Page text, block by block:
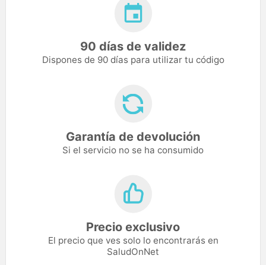
90 días de validez
Dispones de 90 días para utilizar tu código
Garantía de devolución
Si el servicio no se ha consumido
Precio exclusivo
El precio que ves solo lo encontrarás en
SaludOnNet